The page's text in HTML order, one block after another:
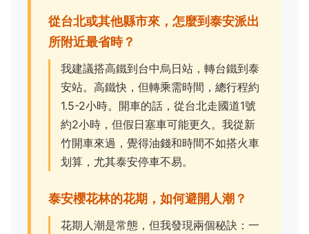
從台北或其他縣市來，怎麼到泰安派出
所附近最省時？
我建議搭高鐵到台中烏日站，轉台鐵到泰
安站。高鐵快，但轉乘需時間，總行程約
1.5-2小時。開車的話，從台北走國道1號
約2小時，但假日塞車可能更久。我從新
竹開車來過，覺得油錢和時間不如搭火車
划算，尤其泰安停車不易。
泰安櫻花林的花期，如何避開人潮？
花期人潮是常態，但我發現兩個秘訣：一